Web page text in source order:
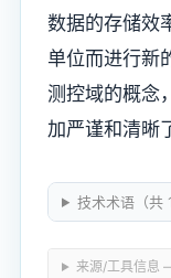
数据的存储效
单位而进行新
测控域的概念
加严谨和清晰
技术术语（
来源/工具信息